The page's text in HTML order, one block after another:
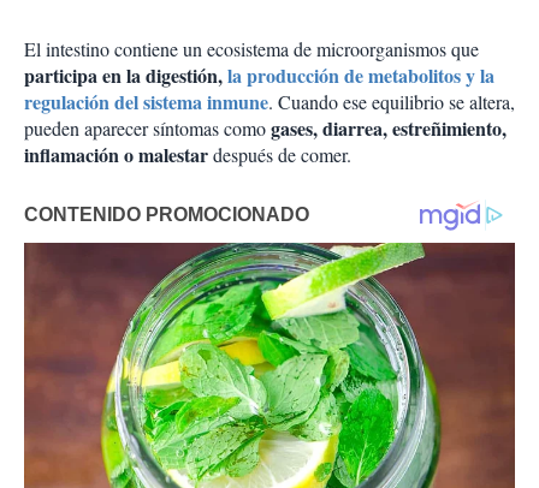
El intestino contiene un ecosistema de microorganismos que
participa en la digestión,la producción de metabolitos y la
regulación del sistema inmune. Cuando ese equilibrio se altera,
pueden aparecer síntomas comogases, diarrea, estreñimiento,
inflamación o malestardespués de comer.